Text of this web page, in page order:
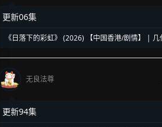
更新06集
《日落下的彩虹》 (2026) 【中国香港/剧情】 | 几
无良法尊
更新94集